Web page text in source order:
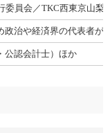
委員会／TKC西東京山梨
政治や経済界の代表者
公認会計士）ほか